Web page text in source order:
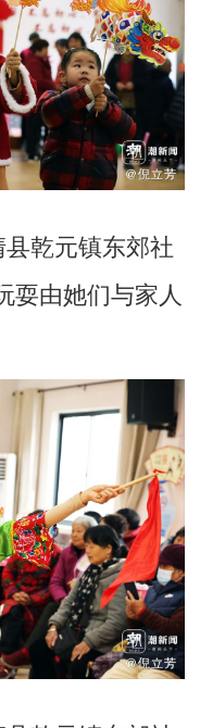
乾元镇东郊社
耍由她们与家人